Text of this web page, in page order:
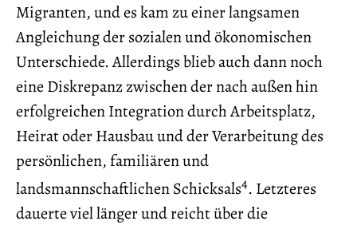
Migranten, und es kam zu einer langsamen
Angleichung der sozialen und ökonomischen
Unterschiede. Allerdings blieb auch dann noch
eine Diskrepanz zwischen der nach außen hin
erfolgreichen Integration durch Arbeitsplatz,
Heirat oder Hausbau und der Verarbeitung des
persönlichen, familiären und
landsmannschaftlichen Schicksals4. Letzteres
dauerte viel länger und reicht über die